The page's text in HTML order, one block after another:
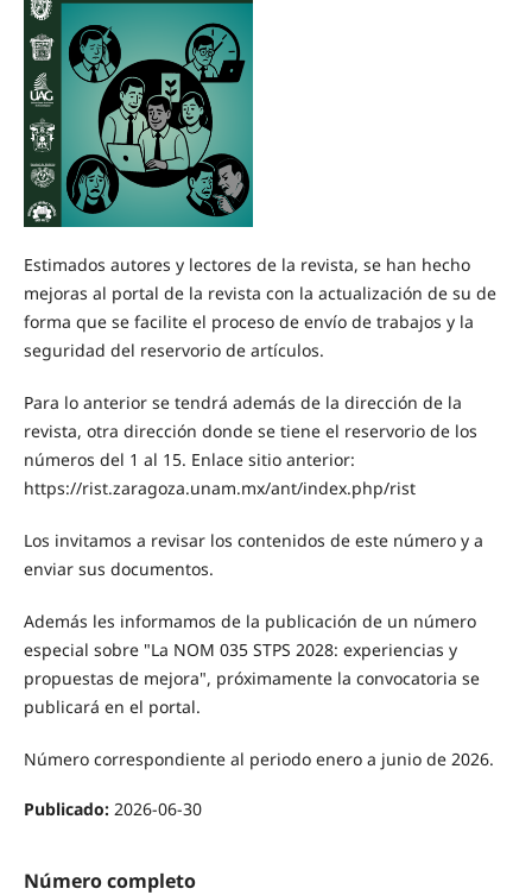
Estimados autores y lectores de la revista, se han hecho
mejoras al portal de la revista con la actualización de su de
forma que se facilite el proceso de envío de trabajos y la
seguridad del reservorio de artículos.
Para lo anterior se tendrá además de la dirección de la
revista, otra dirección donde se tiene el reservorio de los
números del 1 al 15. Enlace sitio anterior:
https://rist.zaragoza.unam.mx/ant/index.php/rist
Los invitamos a revisar los contenidos de este número y a
enviar sus documentos.
Además les informamos de la publicación de un número
especial sobre "La NOM 035 STPS 2028: experiencias y
propuestas de mejora", próximamente la convocatoria se
publicará en el portal.
Número correspondiente al periodo enero a junio de 2026.
Publicado: 2026-06-30
Número completo